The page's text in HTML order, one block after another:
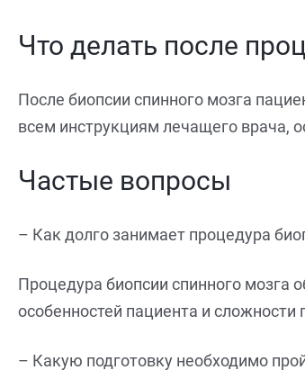
Что делать после
После биопсии спинного мозга
всем инструкциям лечащего врача,
Частые вопросы
– Как долго занимает процедура
Процедура биопсии спинного мозга
особенностей пациента и сложности
– Какую подготовку необходимо